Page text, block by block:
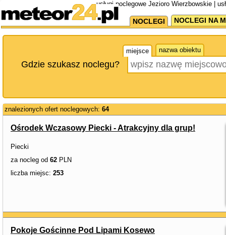
usługi noclegowe Jezioro Wierzbowskie |
NOCLEGI NOCLEGI NA
miejsce nazwa obiektu
Gdzie szukasz noclegu?
znalezionych ofert noclegowych: 64
Ośrodek Wczasowy Piecki - Atrakcyjny dla grup!
Piecki
za nocleg od 62 PLN
liczba miejsc: 253
Pokoje Gościnne Pod Lipami Kosewo